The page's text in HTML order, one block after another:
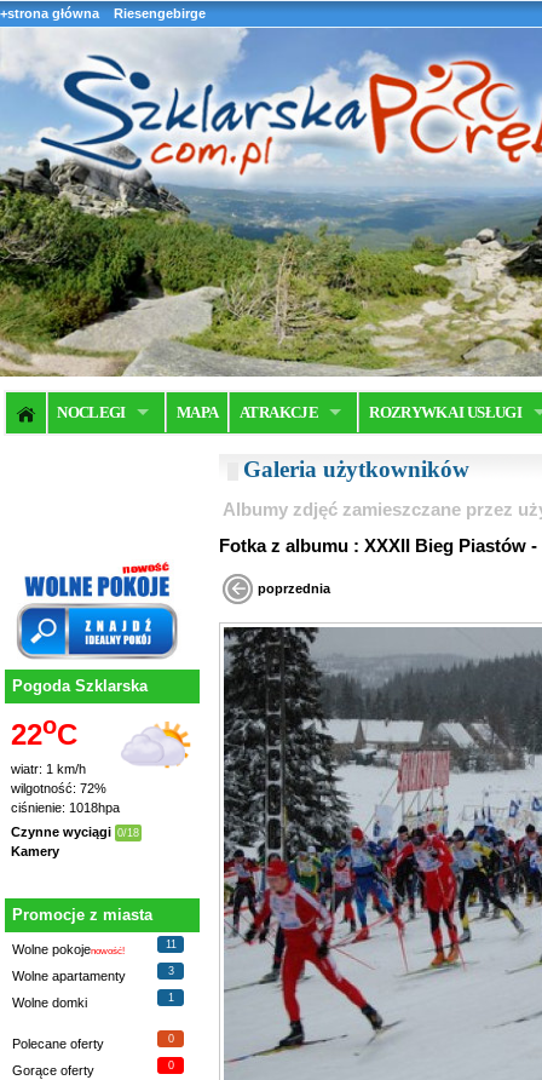
+strona główna Riesengebirge
NOCLEGI MAPA ATRAKCJE ROZRYWKA I USŁUGI
Pogoda Szklarska
22oC
wiatr: 1 km/h
wilgotność: 72%
ciśnienie: 1018hpa
Czynne wyciągi 0/18
Kamery
Promocje z miasta
Wolne pokojenowość!
11
Wolne apartamenty 3
Wolne domki 1
Polecane oferty 0
Gorące oferty 0
Galeria użytkowników
Albumy zdjęć zamieszczane przez
Fotka z albumu : XXXII Bieg
poprzednia